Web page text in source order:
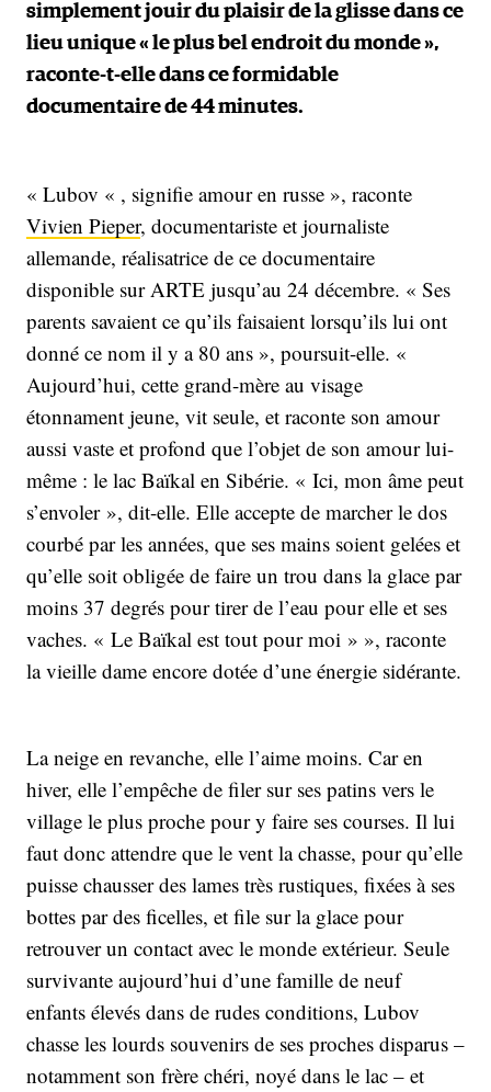
simplement jouir du plaisir de la glisse dans ce
lieu unique « le plus bel endroit du monde »,
raconte-t-elle dans ce formidable
documentaire de 44 minutes.
« Lubov « , signifie amour en russe », raconte
Vivien Pieper, documentariste et journaliste
allemande, réalisatrice de ce documentaire
disponible sur ARTE jusqu’au 24 décembre. « Ses
parents savaient ce qu’ils faisaient lorsqu’ils lui ont
donné ce nom il y a 80 ans », poursuit-elle. «
Aujourd’hui, cette grand-mère au visage
étonnament jeune, vit seule, et raconte son amour
aussi vaste et profond que l’objet de son amour lui-
même : le lac Baïkal en Sibérie. « Ici, mon âme peut
s’envoler », dit-elle. Elle accepte de marcher le dos
courbé par les années, que ses mains soient gelées et
qu’elle soit obligée de faire un trou dans la glace par
moins 37 degrés pour tirer de l’eau pour elle et ses
vaches. « Le Baïkal est tout pour moi » », raconte
la vieille dame encore dotée d’une énergie sidérante.
La neige en revanche, elle l’aime moins. Car en
hiver, elle l’empêche de filer sur ses patins vers le
village le plus proche pour y faire ses courses. Il lui
faut donc attendre que le vent la chasse, pour qu’elle
puisse chausser des lames très rustiques, fixées à ses
bottes par des ficelles, et file sur la glace pour
retrouver un contact avec le monde extérieur. Seule
survivante aujourd’hui d’une famille de neuf
enfants élevés dans de rudes conditions, Lubov
chasse les lourds souvenirs de ses proches disparus –
notamment son frère chéri, noyé dans le lac – et